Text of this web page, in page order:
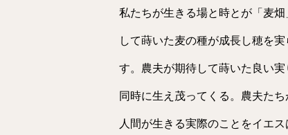
私たちが生きる場と時とが「麦
して蒔いた麦の種が成長し穂を
す。農夫が期待して蒔いた良い
同時に生え茂ってくる。農夫た
人間が生きる実際のことをイエス